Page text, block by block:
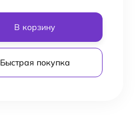
В корзину
Быстрая покупка